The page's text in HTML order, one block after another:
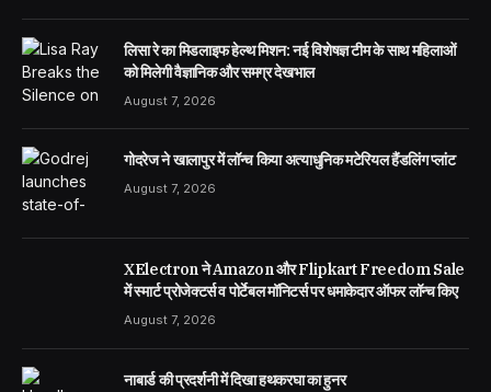
लिसा रे का मिडलाइफ हेल्थ मिशन: नई विशेषज्ञ टीम के साथ महिलाओं
को मिलेगी वैज्ञानिक और समग्र देखभाल
August 7, 2026
गोदरेज ने खालापुर में लॉन्च किया अत्याधुनिक मटेरियल हैंडलिंग प्लांट
August 7, 2026
XElectron ने Amazon और Flipkart Freedom Sale
में स्मार्ट प्रोजेक्टर्स व पोर्टेबल मॉनिटर्स पर धमाकेदार ऑफर लॉन्च किए
August 7, 2026
नाबार्ड की प्रदर्शनी में दिखा हथकरघा का हुनर